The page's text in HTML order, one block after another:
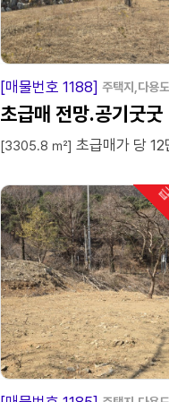
급 매
[매물번호 1188] 주택지,다용
초급매 전망.공기굿굿
[3305.8 ㎡] 초급매가 당 12
급 매